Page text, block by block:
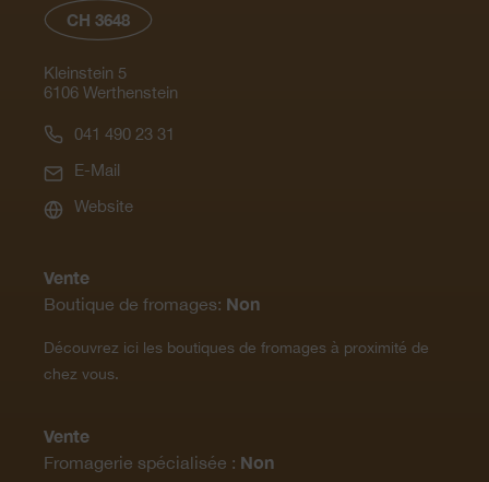
CH 3648
Kleinstein 5
6106 Werthenstein
041 490 23 31
E-Mail
Website
Vente
Boutique de fromages: Non
Découvrez ici les boutiques de fromages à proximité de
chez vous.
Vente
Fromagerie spécialisée : Non